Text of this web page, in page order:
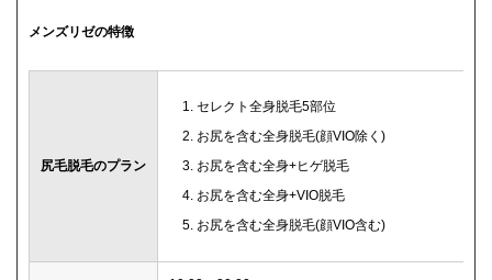
メンズリゼの特徴
尻毛脱毛のプラン
セレクト全身脱毛5部位
お尻を含む全身脱毛(顔VIO除く)
お尻を含む全身+ヒゲ脱毛
お尻を含む全身+VIO脱毛
お尻を含む全身脱毛(顔VIO含む)